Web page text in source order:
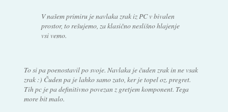
V našem primiru je navlaka zrak iz PC v bivalen
prostor, to rešujemo, za klasično neslišno hlajenje
vsi vemo.
To si pa poenostavil po svoje. Navlaka je čuden zrak in ne vsak
zrak :) Čuden pa je lahko samo zato, ker je topel oz. pregret.
Tih pc je pa definitivno povezan z gretjem komponent. Tega
more bit malo.